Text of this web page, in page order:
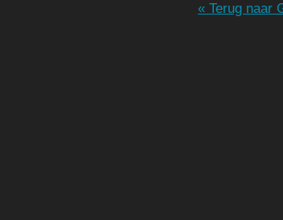
« Terug naar